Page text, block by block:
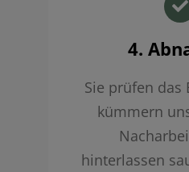
4.
Sie prüfen das
kümmern
hinterlassen